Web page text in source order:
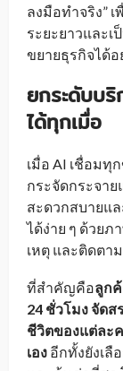
ลงมือทำจริง”
ระยะยาวและ
ขยายธุรกิจได้อ
ยกระดับบริ
ได้ทุกเมื่อ
เมื่อ AI เชื่อมทุ
กระจัดกระจา
สะดวกสบายแ
ได้ง่าย ๆ ด้วยภ
เหตุ และติดตา
ที่สำคัญคือลูก
24 ชั่วโมง จัดส
ชีวิตของแต่ละ
เอง อีกทั้งยังเลื